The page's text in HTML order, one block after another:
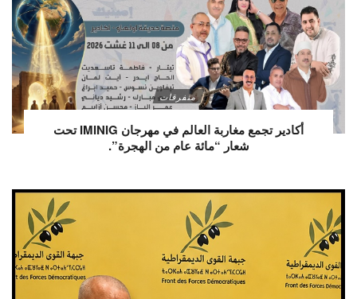
متفرقات
أكادير تجمع مغاربة العالم في مهرجان IMINIG تحت
شعار “مائة عام من الهجرة”.